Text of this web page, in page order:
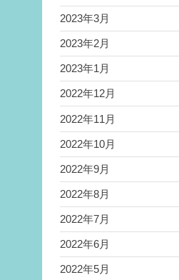
2023年3月
2023年2月
2023年1月
2022年12月
2022年11月
2022年10月
2022年9月
2022年8月
2022年7月
2022年6月
2022年5月